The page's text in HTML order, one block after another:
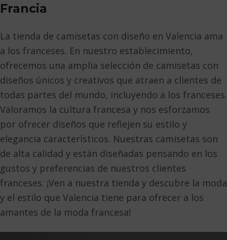
Francia
La tienda de camisetas con diseño en Valencia ama
a los franceses. En nuestro establecimiento,
ofrecemos una amplia selección de camisetas con
diseños únicos y creativos que atraen a clientes de
todas partes del mundo, incluyendo a los franceses.
Valoramos la cultura francesa y nos esforzamos
por ofrecer diseños que reflejen su estilo y
elegancia característicos. Nuestras camisetas son
de alta calidad y están diseñadas pensando en los
gustos y preferencias de nuestros clientes
franceses. ¡Ven a nuestra tienda y descubre la moda
y el estilo que Valencia tiene para ofrecer a los
amantes de la moda francesa!